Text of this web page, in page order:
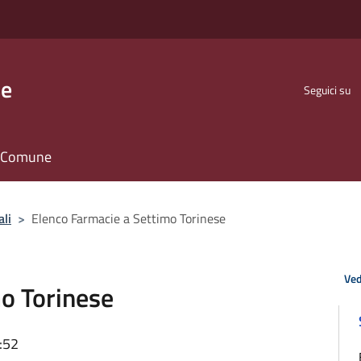
Seguici su
> Elenco Farmacie a Settimo Torinese
Torinese